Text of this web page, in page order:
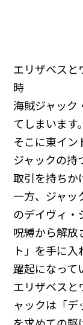
エリザベスと
時
海賊ジャック
てしまいます。
そこに東イン
ジャックの持
取引を持ちか
一方、ジャッ
のデイヴィ・
呪縛から解放
ト」を手に入
躍起になって
エリザベスと
ャックは「デ